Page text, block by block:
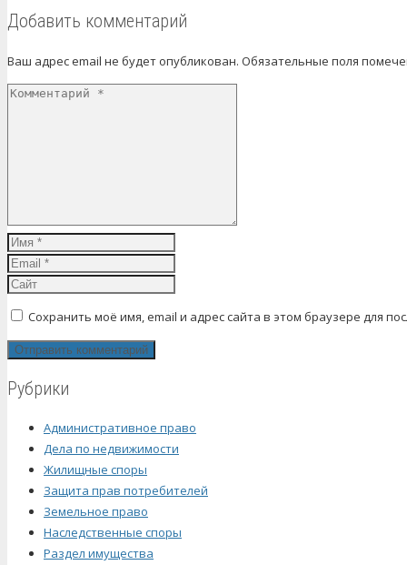
Добавить комментарий
Ваш адрес email не будет опубликован. Обязательные поля
Сохранить моё имя, email и адрес сайта в этом браузере для
Рубрики
Административное право
Дела по недвижимости
Жилищные споры
Защита прав потребителей
Земельное право
Наследственные споры
Раздел имущества